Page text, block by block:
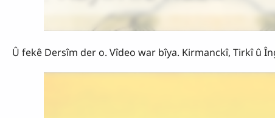
Û fekê Dersîm der o. Vîdeo war bîya. Kirmanckî, Tirkî û